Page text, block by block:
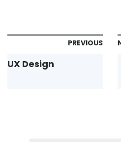
PREVIOUS
UX Design